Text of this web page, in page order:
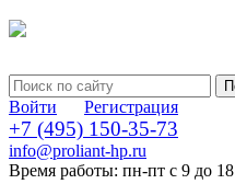
Войти Регистрация
+7 (495) 150-35-73
info@proliant-hp.ru
Время работы: пн-пт с 9 до 18